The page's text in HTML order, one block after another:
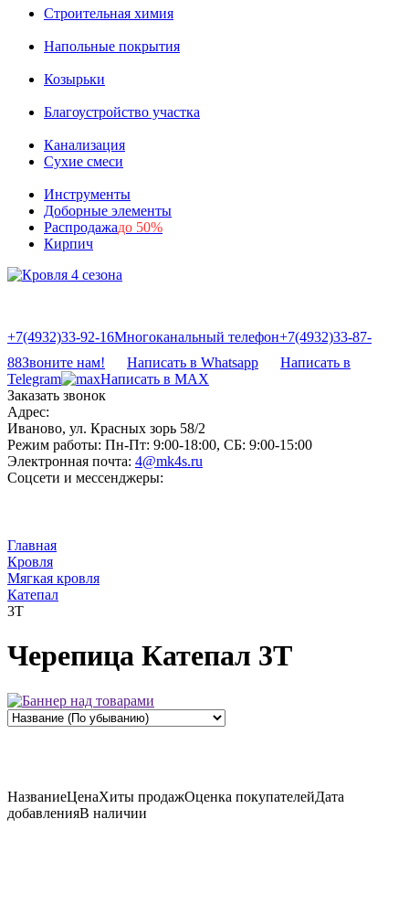
Строительная химия
Напольные покрытия
Козырьки
Благоустройство участка
Канализация
Сухие смеси
Инструменты
Доборные элементы
Распродажадо 50%
Кирпич
+7(4932)33-92-16Многоканальный телефон+7(4932)33-87-
88Звоните нам! Написать в Whatsapp
Написать в
Telegram
Написать в MAX
Заказать звонок
Адрес:
Иваново, ул. Красных зорь 58/2
Режим работы: Пн-Пт: 9:00-18:00, СБ: 9:00-15:00
Электронная почта: 4@mk4s.ru
Соцсети и мессенджеры:
Главная
Кровля
Мягкая кровля
Катепал
3Т
Черепица Катепал 3Т
НазваниеЦенаХиты продажОценка покупателейДата
добавленияВ наличии